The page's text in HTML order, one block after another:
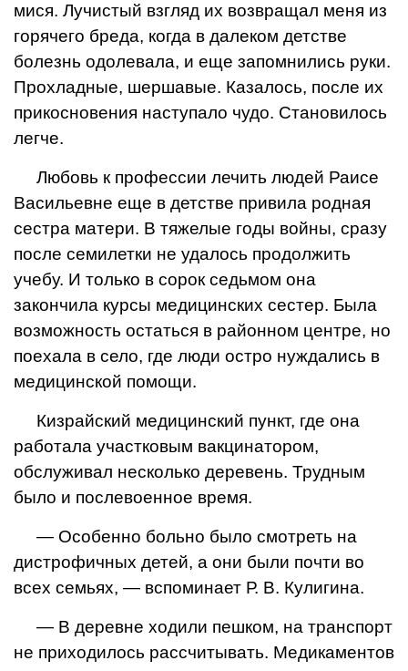
мися. Лучистый взгляд их возвращал меня из
горячего бре­да, когда в далеком детстве
болезнь одолевала, и еще запомнились руки.
Прохладные, шершавые. Казалось, после их
прикосновения наступало чудо. Становилось
легче.
Любовь к профессии лечить людей Раисе
Васильевне еще в детстве привила родная
cестра матери. В тяжелые годы войны, сразу
после семилетки не удалось продолжить
учебу. И только в сорок седьмом она
закончила курсы медицинских сестер. Была
возможность ос­таться в районном центре, но
поехала в село, где люди остро нуждались в
медицинской помощи.
Кизрайский медицинский пункт, где она
работала участ­ковым вакцинатором,
обслуживал несколько деревень. Трудным
было и послевоенное время.
— Особенно больно было смотреть на
дистрофичных де­тей, а они были почти во
всех семьях, — вспоминает Р. В. Кулигина.
— В деревне ходили пешком, на транспорт
не приходилось рассчитывать. Медикаментов